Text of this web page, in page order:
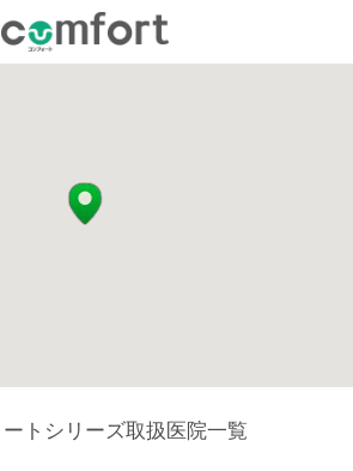
トシリーズ取扱医院一覧